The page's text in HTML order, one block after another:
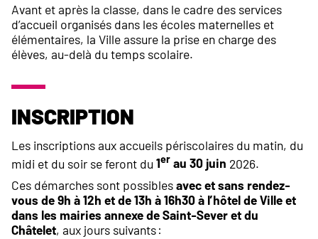
Avant et après la classe, dans le cadre des services
d’accueil organisés dans les écoles maternelles et
élémentaires, la Ville assure la prise en charge des
élèves, au-delà du temps scolaire.
Inscription
Les inscriptions aux accueils périscolaires du matin, du
midi et du soir se feront du 1er au 30 juin 2026.
Ces démarches sont possiblesavec et sans rendez-
vous de 9h à 12h et de 13h à 16h30 à l’hôtel de Ville et
dans les mairies annexe de Saint-Sever et du
Châtelet, aux jours suivants :